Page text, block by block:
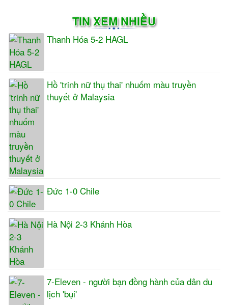
TIN XEM NHIỀU
Thanh Hóa 5-2 HAGL
Hồ 'trinh nữ thụ thai' nhuốm màu truyền
thuyết ở Malaysia
Đức 1-0 Chile
Hà Nội 2-3 Khánh Hòa
7-Eleven - người bạn đồng hành của dân du
lịch 'bụi'